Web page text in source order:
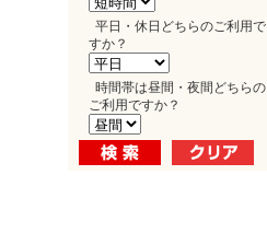
平日・休日どちらのご利用で
すか？
時間帯は昼間・夜間どちらの
ご利用ですか？